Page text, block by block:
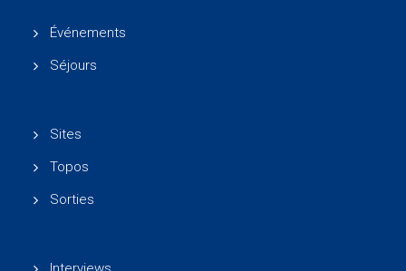
Événements
Séjours
Sites
Topos
Sorties